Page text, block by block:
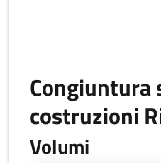
Congiuntura
costruzioni
Volumi